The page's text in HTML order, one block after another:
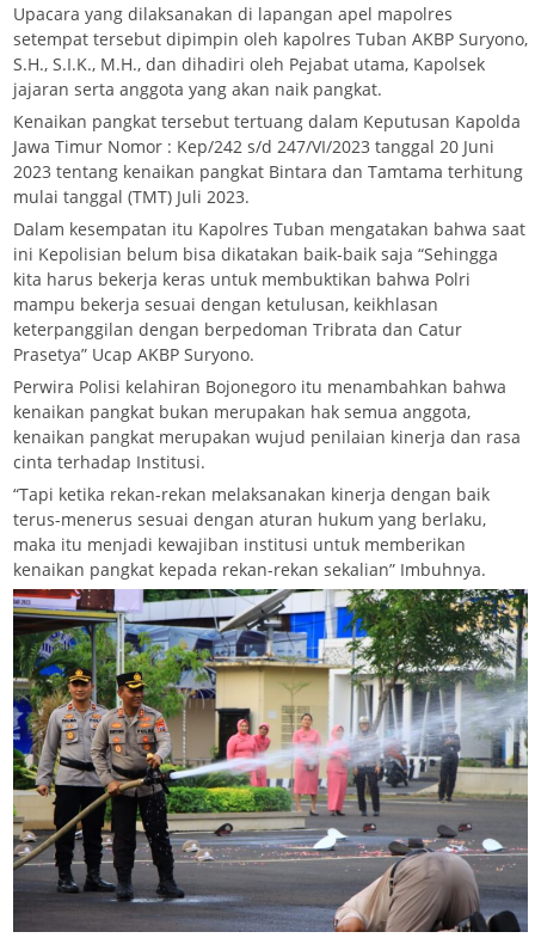
Upacara yang dilaksanakan di lapangan apel mapolres
setempat tersebut dipimpin oleh kapolres Tuban AKBP Suryono,
S.H., S.I.K., M.H., dan dihadiri oleh Pejabat utama, Kapolsek
jajaran serta anggota yang akan naik pangkat.
Kenaikan pangkat tersebut tertuang dalam Keputusan Kapolda
Jawa Timur Nomor : Kep/242 s/d 247/VI/2023 tanggal 20 Juni
2023 tentang kenaikan pangkat Bintara dan Tamtama terhitung
mulai tanggal (TMT) Juli 2023.
Dalam kesempatan itu Kapolres Tuban mengatakan bahwa saat
ini Kepolisian belum bisa dikatakan baik-baik saja “Sehingga
kita harus bekerja keras untuk membuktikan bahwa Polri
mampu bekerja sesuai dengan ketulusan, keikhlasan
keterpanggilan dengan berpedoman Tribrata dan Catur
Prasetya” Ucap AKBP Suryono.
Perwira Polisi kelahiran Bojonegoro itu menambahkan bahwa
kenaikan pangkat bukan merupakan hak semua anggota,
kenaikan pangkat merupakan wujud penilaian kinerja dan rasa
cinta terhadap Institusi.
“Tapi ketika rekan-rekan melaksanakan kinerja dengan baik
terus-menerus sesuai dengan aturan hukum yang berlaku,
maka itu menjadi kewajiban institusi untuk memberikan
kenaikan pangkat kepada rekan-rekan sekalian” Imbuhnya.